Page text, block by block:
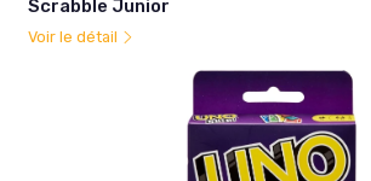
Scrabble Junior
Voir le détail